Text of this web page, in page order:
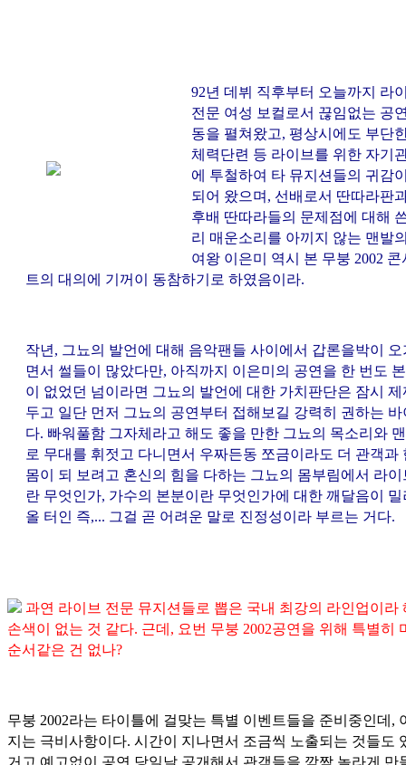
92년 데뷔 직후부터 오늘까지 라
전문 여성 보컬로서 끊임없는 공
동을 펼쳐왔고, 평상시에도 부단
체력단련 등 라이브를 위한 자기
에 투철하여 타 뮤지션들의 귀감
되어 왔으며, 선배로서 딴따라판
후배 딴따라들의 문제점에 대해
리 매운소리를 아끼지 않는 맨발
여왕 이은미 역시 본 무붕 2002 콘
트의 대의에 기꺼이 동참하기로 하였음이라.
작년, 그뇨의 발언에 대해 음악팬들 사이에서 갑론을박이 오
면서 썰들이 많았다만, 아직까지 이은미의 공연을 한 번도
이 없었던 넘이라면 그뇨의 발언에 대한 가치판단은 잠시 제
두고 일단 먼저 그뇨의 공연부터 접해보길 강력히 권하는 바
다. 빠워풀함 그자체라고 해도 좋을 만한 그뇨의 목소리와
로 무대를 휘젓고 다니면서 우짜든동 쪼금이라도 더 관객과
몸이 되 보려고 혼신의 힘을 다하는 그뇨의 몸부림에서 라이
란 무엇인가, 가수의 본분이란 무엇인가에 대한 깨달음이 밀
올 터인 즉,... 그걸 곧 어려운 말로 진정성이라 부르는 거다.
과연 라이브 전문 뮤지션들로 뽑은 국내 최강의 라인업이라
손색이 없는 것 같다. 근데, 요번 무붕 2002공연을 위해 특별히
순서같은 건 없나?
무붕 2002라는 타이틀에 걸맞는 특별 이벤트들을 준비중인데,
지는 극비사항이다. 시간이 지나면서 조금씩 노출되는 것들도
거고 예고없이 공연 당일날 공개해서 관객들을 깜짝 놀라게 만